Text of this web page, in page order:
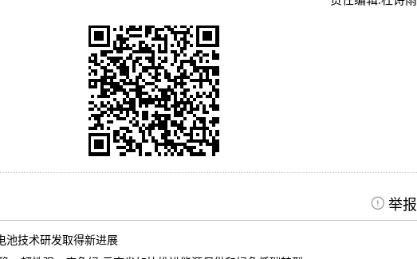
举报
池技术研发取得新进展